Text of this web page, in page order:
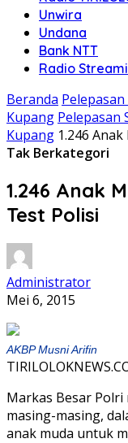
Unwira
Undana
Bank NTT
Radio
Beranda Pelepasan
Kupang Pelepasan
Kupang 1.246
Tak Berkategori
1.246 Anak
Test Polisi
Administrator
Mei 6, 2015
AKBP Musni Arifin
Markas Besar Polri
masing-masing,
anak muda untuk